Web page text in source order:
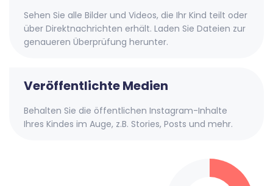
Sehen Sie alle Bilder und Videos, die Ihr Kind teilt oder
über Direktnachrichten erhält. Laden Sie Dateien zur
genaueren Überprüfung herunter.
Veröffentlichte Medien
Behalten Sie die öffentlichen Instagram-Inhalte
Ihres Kindes im Auge, z.B. Stories, Posts und mehr.